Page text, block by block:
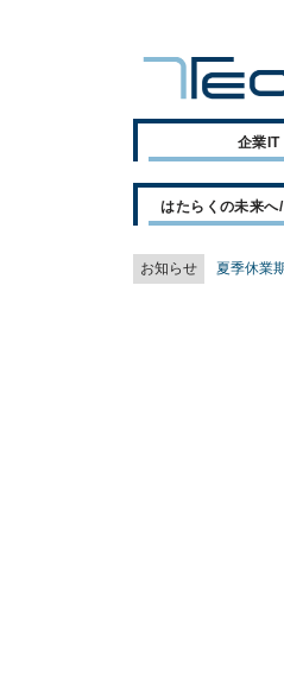
企業IT
はたらくの未来へ
お知らせ 夏季休業